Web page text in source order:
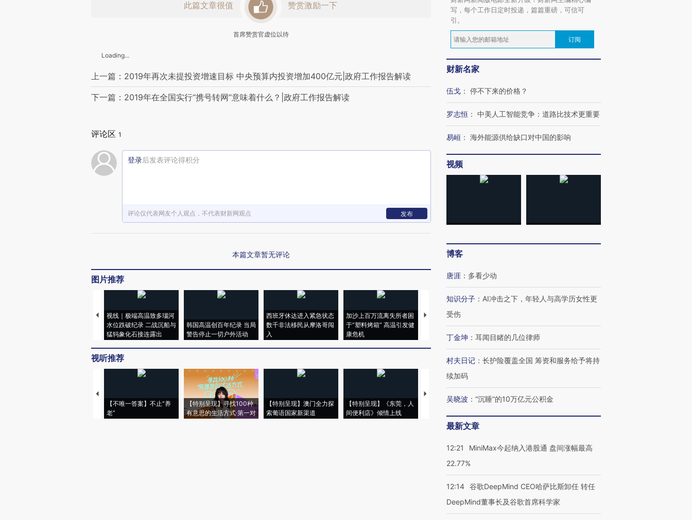
此篇文章很值 赞赏激励一下
首席赞赏官虚位以待
Loading...
上一篇：2019年再次未提投资增速目标 中央预算内投资增加400亿元|政府工作报告解读
下一篇：2019年在全国实行“携号转网”意味着什么？|政府工作报告解读
评论区 1
登录后发表评论得积分
评论仅代表网友个人观点，不代表财新网观点 发布
本篇文章暂无评论
图片推荐
视线｜极端高温致多瑙河
水位跌破纪录 二战沉船与
猛犸象化石接连露出
韩国高温创百年纪录 当局
警告停止一切户外活动
西班牙休达进入紧急状态
数千非法移民从摩洛哥闯
入
加沙上百万流离失所者困
于“塑料烤箱” 高温引发健
康危机
马航飞行员跨国走私7万
粒摇头丸 尿检体内含3种
泽连斯基密集出访美英 索
要防空导弹“救急”
秘鲁纳斯卡观光飞机坠毁
视听推荐
【不唯一答案】不止“养
老”
【特别呈现】寻找100种
有意思的生活方式·第一对
【特别呈现】澳门全力探
索葡语国家新渠道
【特别呈现】《东莞，人
间便利店》倾情上线
【推广】走进第四届链博
会，让数智科技“链”接产
【特别呈现】寻找100种
写，每个工作日定时投递，篇篇重磅，可信可
引。
订阅
财新名家
伍戈 ： 停不下来的价格？
罗志恒 ： 中美人工智能竞争：道路比技术更重要
易峘 ： 海外能源供给缺口对中国的影响
视频
博客
唐涯 ： 多看少动
知识分子 ： AI冲击之下，年轻人与高学历女性更
受伤
丁金坤 ： 耳闻目睹的几位律师
村夫日记 ： 长护险覆盖全国 筹资和服务给予将持
续加码
吴晓波 ： “沉睡”的10万亿元公积金
最新文章
12:21
MiniMax今起纳入港股通 盘间涨幅最高
22.77%
12:14 谷歌DeepMind CEO哈萨比斯卸任 转任
DeepMind董事长及谷歌首席科学家